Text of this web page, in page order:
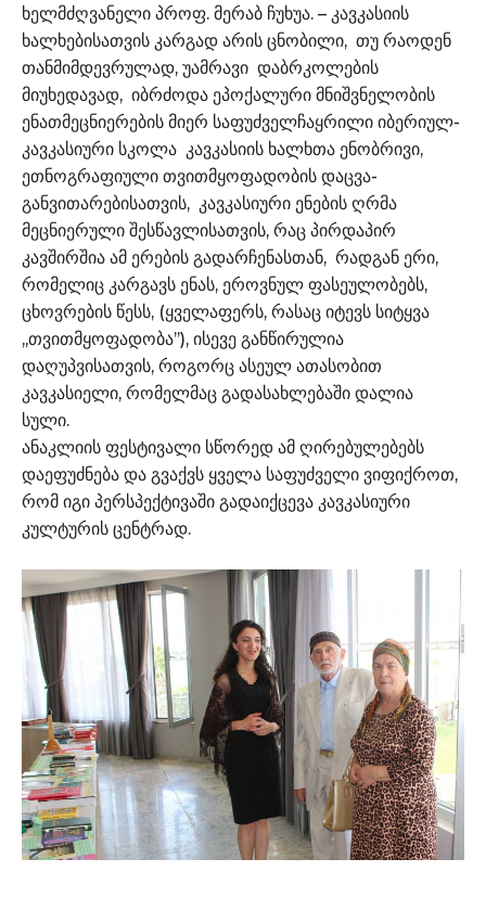
ხელმძღვანელი პროფ. მერაბ ჩუხუა. – კავკასიის
ხალხებისათვის კარგად არის ცნობილი, თუ რაოდენ
თანმიმდევრულად, უამრავი დაბრკოლების
მიუხედავად, იბრძოდა ეპოქალური მნიშვნელობის
ენათმეცნიერების მიერ საფუძველჩაყრილი იბერიულ-
კავკასიური სკოლა კავკასიის ხალხთა ენობრივი,
ეთნოგრაფიული თვითმყოფადობის დაცვა-
განვითარებისათვის, კავკასიური ენების ღრმა
მეცნიერული შესწავლისათვის, რაც პირდაპირ
კავშირშია ამ ერების გადარჩენასთან, რადგან ერი,
რომელიც კარგავს ენას, ეროვნულ ფასეულობებს,
ცხოვრების წესს, (ყველაფერს, რასაც იტევს სიტყვა
,,თვითმყოფადობა’’), ისევე განწირულია
დაღუპვისათვის, როგორც ასეულ ათასობით
კავკასიელი, რომელმაც გადასახლებაში დალია
სული.
ანაკლიის ფესტივალი სწორედ ამ ღირებულებებს
დაეფუძნება და გვაქვს ყველა საფუძველი ვიფიქროთ,
რომ იგი პერსპექტივაში გადაიქცევა კავკასიური
კულტურის ცენტრად.